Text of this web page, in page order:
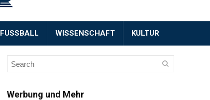
FUSSBALL WISSENSCHAFT KULTUR
Werbung und Mehr